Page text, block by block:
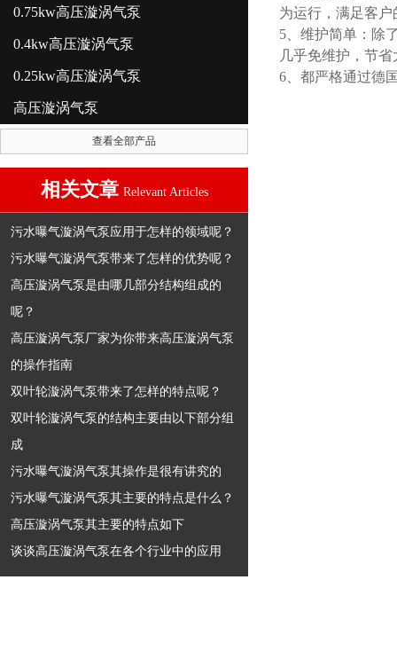
0.75kw高压漩涡气泵
0.4kw高压漩涡气泵
0.25kw高压漩涡气泵
高压漩涡气泵
查看全部产品
相关文章 Relevant Articles
污水曝气漩涡气泵应用于怎样的领域呢？
污水曝气漩涡气泵带来了怎样的优势呢？
高压漩涡气泵是由哪几部分结构组成的
呢？
高压漩涡气泵厂家为你带来高压漩涡气泵
的操作指南
双叶轮漩涡气泵带来了怎样的特点呢？
双叶轮漩涡气泵的结构主要由以下部分组
成
污水曝气漩涡气泵其操作是很有讲究的
污水曝气漩涡气泵其主要的特点是什么？
高压漩涡气泵其主要的特点如下
谈谈高压漩涡气泵在各个行业中的应用
为运行，满足客
5、维护简单：除
几乎免维护，节
6、都严格通过德